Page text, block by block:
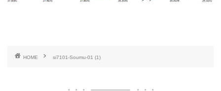
HOME si7101-Soumu-01 (1)